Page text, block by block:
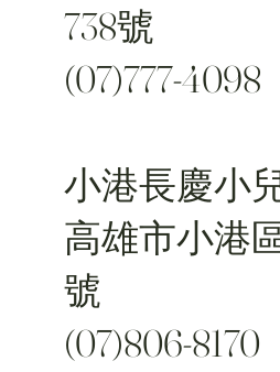
738號
(07)777-4098
小港長慶小
高雄市小港
號
(07)806-8170